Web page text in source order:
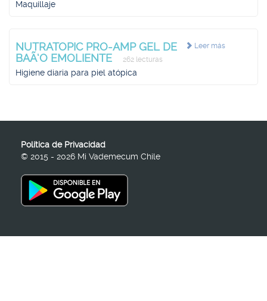
Maquillaje
Leer más
NUTRATOPIC PRO-AMP GEL DE
BAÃ‘O EMOLIENTE
262 lecturas
Higiene diaria para piel atópica
Política de Privacidad
© 2015 - 2026 Mi Vademecum Chile